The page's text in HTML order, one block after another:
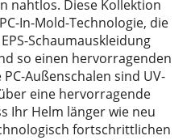
nahtlos. Diese Kollektion
In-Mold-Technologie, die
Schaumauskleidung
so einen hervorragenden
Außenschalen sind UV-
eine hervorragende
Ihr Helm länger wie neu
fortschrittlichen